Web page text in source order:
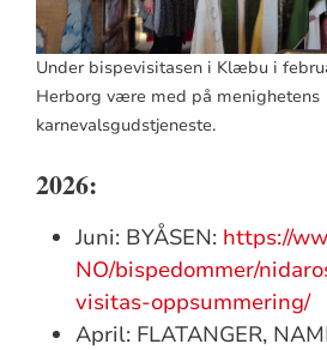
Under bispevisitasen i Klæbu i
Herborg være med på menighetens
karnevalsgudstjeneste.
2026:
Juni: BYÅSEN: https://
NO/bispedommer/
visitas-oppsummering/
April: FLATANGER,